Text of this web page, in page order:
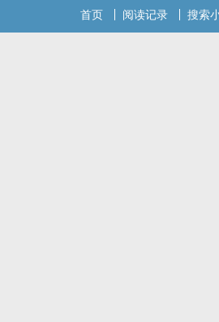
首页 阅读记录 搜索